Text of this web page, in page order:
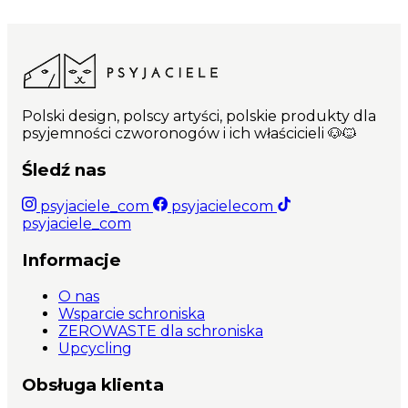
Polski design, polscy artyści, polskie produkty dla
psyjemności czworonogów i ich właścicieli 🐶🐱
Śledź nas
psyjaciele_com
psyjacielecom
psyjaciele_com
Informacje
O nas
Wsparcie schroniska
ZEROWASTE dla schroniska
Upcycling
Obsługa klienta